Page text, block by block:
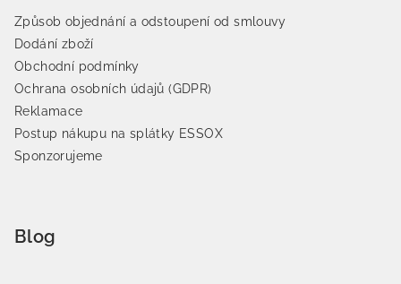
Způsob objednání a odstoupení od smlouvy
Dodání zboží
Obchodní podmínky
Ochrana osobních údajů (GDPR)
Reklamace
Postup nákupu na splátky ESSOX
Sponzorujeme
Blog